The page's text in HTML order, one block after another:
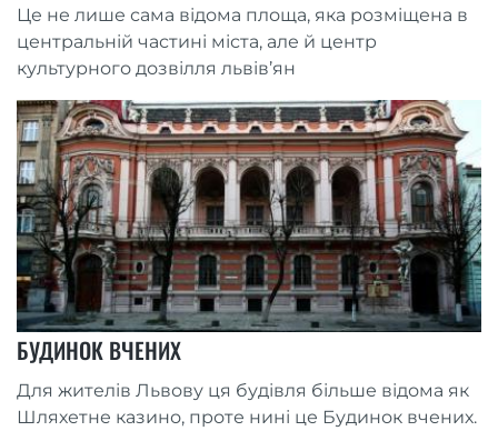
Це не лише сама відома площа, яка розміщена в
центральній частині міста, але й центр
культурного дозвілля львів’ян
БУДИНОК ВЧЕНИХ
Для жителів Львову ця будівля більше відома як
Шляхетне казино, проте нині це Будинок вчених.